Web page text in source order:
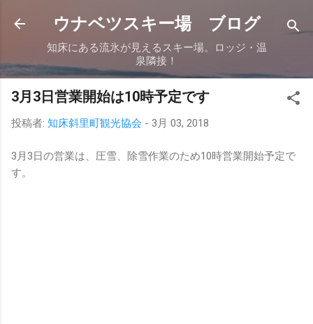
スキップしてメイン コンテンツに移動
ウナベツスキー場 ブログ
知床にある流氷が見えるスキー場。ロッジ・温
泉隣接！
3月3日営業開始は10時予定です
投稿者: 知床斜里町観光協会 - 3月 03, 2018
3月3日の営業は、圧雪、除雪作業のため10時営業開始予定で
す。